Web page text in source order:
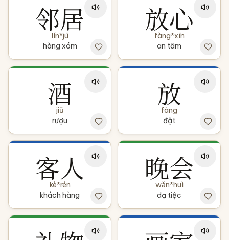
邻居
lín*jū
hàng xóm
放心
fàng*xīn
an tâm
酒
jiǔ
rượu
放
fàng
đặt
客人
kè*rén
khách hàng
晚会
wǎn*huì
dạ tiệc